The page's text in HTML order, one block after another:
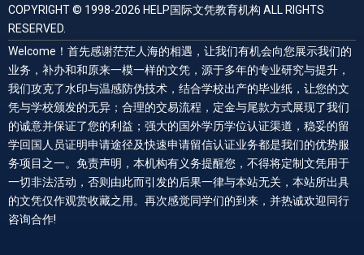
COPYRIGHT © 1998-2026 HELP国际文凭教育机构 ALL RIGHTS
RESERVED.
Welcome！首先感谢茫茫人海的相遇，让我们有机会向您展示我们的
业务，补办和和原来一模一样的文凭，源于多年的专业研究与提升，
我们攻克了水印与温感防伪技术，结合学校出产的毕业纸，让您的文
凭与学校颁发的无异；合理的交易流程，定金与尾款方式展现了我们
的诚意并保证了您的利益；强大的国外学历学位认证渠道，稳妥的留
学回国人员证明申请途径及快速申请留信认证业务都是我们的优势服
务项目之一。免责声明，本机构有义务提醒您，不得将定制文凭用于
一切非法活动，否则由此而引发的后果一律与本站无关，本站所出具
的文凭仅作观赏收藏之用。再次感觉同学们的到来，并热诚欢迎同行
咨询合作!